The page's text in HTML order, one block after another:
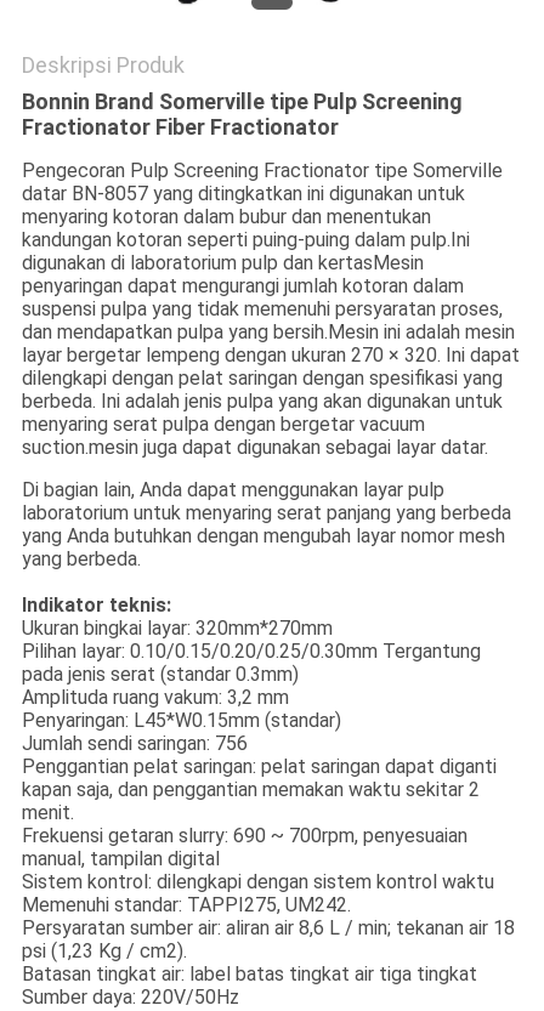
Deskripsi Produk
Bonnin Brand Somerville tipe Pulp Screening
Fractionator Fiber Fractionator
Pengecoran Pulp Screening Fractionator tipe Somerville
datar BN-8057 yang ditingkatkan ini digunakan untuk
menyaring kotoran dalam bubur dan menentukan
kandungan kotoran seperti puing-puing dalam pulp.Ini
digunakan di laboratorium pulp dan kertasMesin
penyaringan dapat mengurangi jumlah kotoran dalam
suspensi pulpa yang tidak memenuhi persyaratan proses,
dan mendapatkan pulpa yang bersih.Mesin ini adalah mesin
layar bergetar lempeng dengan ukuran 270 × 320. Ini dapat
dilengkapi dengan pelat saringan dengan spesifikasi yang
berbeda. Ini adalah jenis pulpa yang akan digunakan untuk
menyaring serat pulpa dengan bergetar vacuum
suction.mesin juga dapat digunakan sebagai layar datar.
Di bagian lain, Anda dapat menggunakan layar pulp
laboratorium untuk menyaring serat panjang yang berbeda
yang Anda butuhkan dengan mengubah layar nomor mesh
yang berbeda.
Indikator teknis:
Ukuran bingkai layar: 320mm*270mm
Pilihan layar: 0.10/0.15/0.20/0.25/0.30mm Tergantung
pada jenis serat (standar 0.3mm)
Amplituda ruang vakum: 3,2 mm
Penyaringan: L45*W0.15mm (standar)
Jumlah sendi saringan: 756
Penggantian pelat saringan: pelat saringan dapat diganti
kapan saja, dan penggantian memakan waktu sekitar 2
menit.
Frekuensi getaran slurry: 690 ~ 700rpm, penyesuaian
manual, tampilan digital
Sistem kontrol: dilengkapi dengan sistem kontrol waktu
Memenuhi standar: TAPPI275, UM242.
Persyaratan sumber air: aliran air 8,6 L / min; tekanan air 18
psi (1,23 Kg / cm2).
Batasan tingkat air: label batas tingkat air tiga tingkat
Sumber daya: 220V/50Hz